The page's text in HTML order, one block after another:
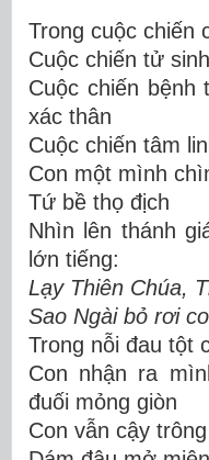
Trong cuộc chiến
Cuộc chiến tử
Cuộc chiến bệnh
xác thân
Cuộc chiến tâm
Con một mình
Tứ bề thọ địch
Nhìn lên thánh
lớn tiếng:
Lạy Thiên Chúa,
Sao Ngài bỏ rơi
Trong nỗi đau tột
Con nhận ra
đuối mỏng giòn
Con vẫn cậy